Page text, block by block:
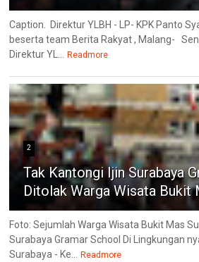
Caption. Direktur YLBH - LP- KPK Panto
beserta team Berita Rakyat , Malang-
Direktur YL...
Readmore
2
Tak Kantongi Ijin Surabaya
Ditolak Warga Wisata Bukit
Foto: Sejumlah Warga Wisata Bukit Mas
Surabaya Gramar School Di Lingkungan
Surabaya - Ke...
Readmore